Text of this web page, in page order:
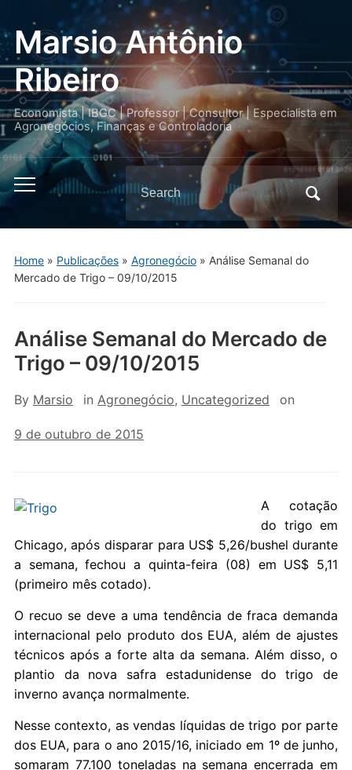
Marsio Antônio
Ribeiro
Economista | IBGC | Professor | Consultor | Especialista em
Agronegócios, Finanças e Controladoria
Toggle
menu
for:
Home» Publicações» Agronegócio» Análise Semanal do
Mercado de Trigo – 09/10/2015
Análise Semanal do Mercado de
Trigo – 09/10/2015
By Marsio in Agronegócio, Uncategorized on
9 de outubro de 2015
A cotação
do trigo em
Chicago, após disparar para US$ 5,26/bushel durante
a semana, fechou a quinta-feira (08) em US$ 5,11
(primeiro mês cotado).
O recuo se deve a uma tendência de fraca demanda
internacional pelo produto dos EUA, além de ajustes
técnicos após a forte alta da semana. Além disso, o
plantio da nova safra estadunidense do trigo de
inverno avança normalmente.
Nesse contexto, as vendas líquidas de trigo por parte
dos EUA, para o ano 2015/16, iniciado em 1º de junho,
somaram 77.100 toneladas na semana encerrada em